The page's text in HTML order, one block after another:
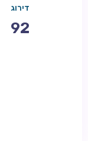
דירוג
92